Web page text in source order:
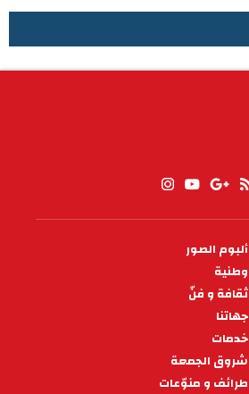
ألبوم الصور
وطنية
ثقافة و فنّ
جهاتنا
خدمات
شروق الجمعة
طرائف و منوّعات